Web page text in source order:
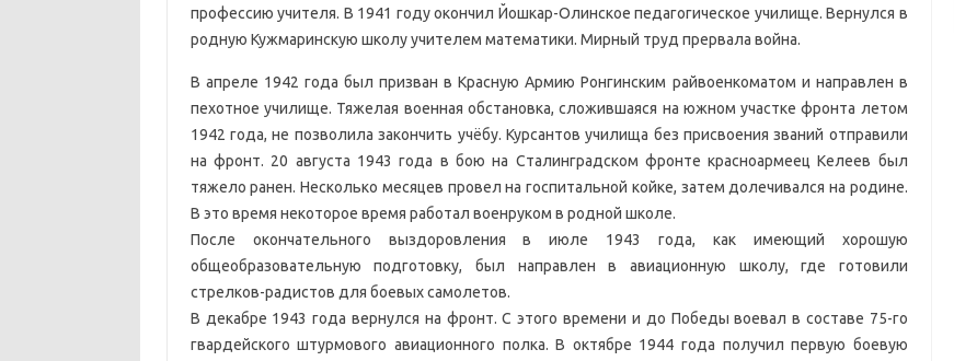
профессию учителя. В 1941 году окончил Йошкар-Олинское педагогическое училище. Вернулся в
родную Кужмаринскую школу учителем математики. Мирный труд прервала война.
В апреле 1942 года был призван в Красную Армию Ронгинским райвоенкоматом и направлен в
пехотное училище. Тяжелая военная обстановка, сложившаяся на южном участке фронта летом
1942 года, не позволила закончить учёбу. Курсантов училища без присвоения званий отправили
на фронт. 20 августа 1943 года в бою на Сталинградском фронте красноармеец Келеев был
тяжело ранен. Несколько месяцев провел на госпитальной койке, затем долечивался на родине.
В это время некоторое время работал военруком в родной школе.
После окончательного выздоровления в июле 1943 года, как имеющий хорошую
общеобразовательную подготовку, был направлен в авиационную школу, где готовили
стрелков-радистов для боевых самолетов.
В декабре 1943 года вернулся на фронт. С этого времени и до Победы воевал в составе 75-го
гвардейского штурмового авиационного полка. В октябре 1944 года получил первую боевую